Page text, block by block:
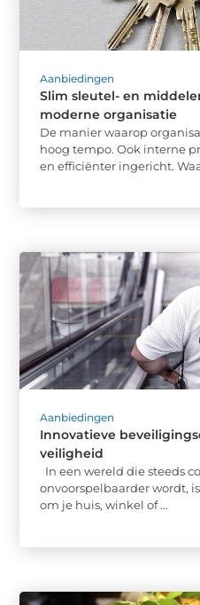
Aanbiedingen
Slim sleutel- en
moderne organisatie
De manier waarop
hoog tempo. Ook interne
en efficiënter ingericht.
Aanbiedingen
Innovatieve
veiligheid
In een wereld die steeds
onvoorspelbaarder wordt,
om je huis, winkel of ...